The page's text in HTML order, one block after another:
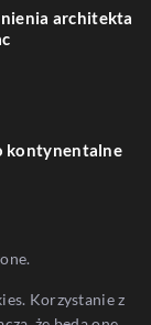
architekta
kontynentalne
Korzystanie z